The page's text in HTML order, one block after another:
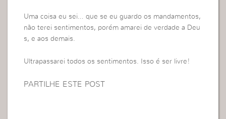
Uma coisa eu sei… que se eu guardo os mandamentos,
não terei sentimentos, porém amarei de verdade a Deu
s, e aos demais.
Ultrapassarei todos os sentimentos. Isso é ser livre!
PARTILHE ESTE POST